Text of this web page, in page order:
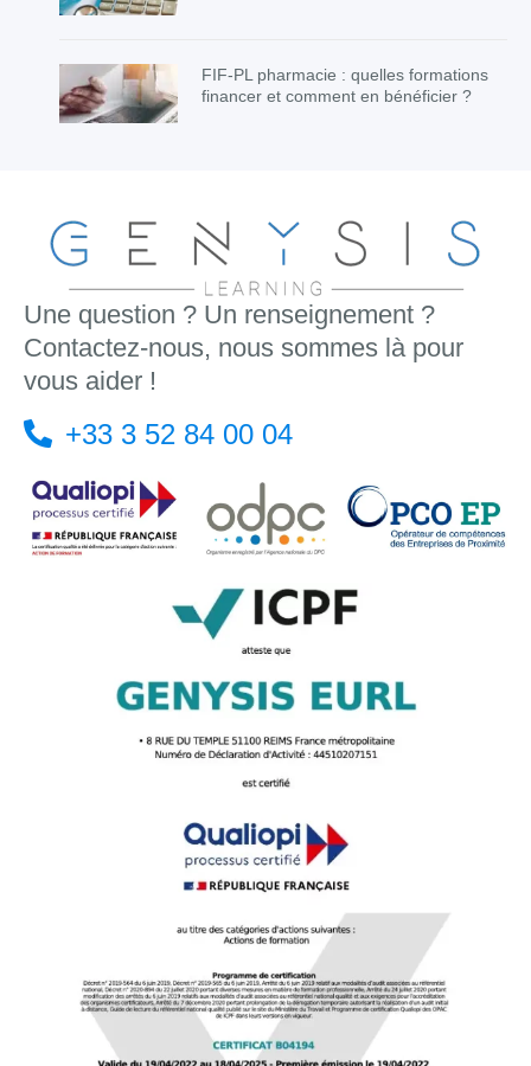
FIF-PL pharmacie : quelles formations
financer et comment en bénéficier ?
Une question ? Un renseignement ?
Contactez-nous, nous sommes là pour
vous aider !
+33 3 52 84 00 04